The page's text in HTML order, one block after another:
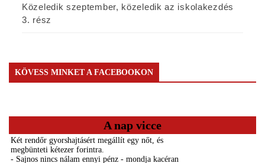
Közeledik szeptember, közeledik az iskolakezdés
3. rész
KÖVESS MINKET A FACEBOOKON
A nap vicce